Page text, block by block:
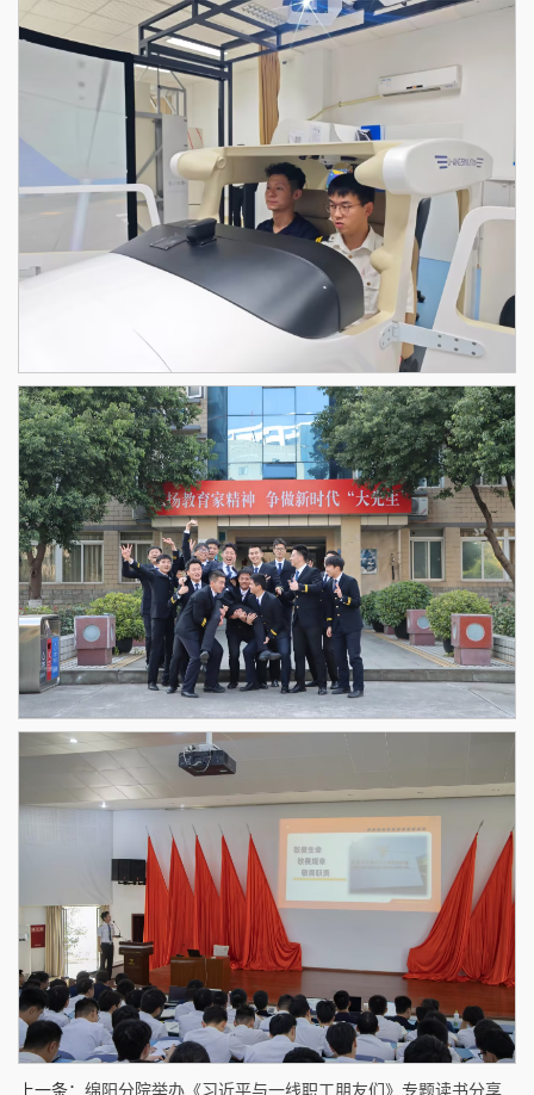
上一条： 绵阳分院举办《习近平与一线职工朋友们》专题读书分享